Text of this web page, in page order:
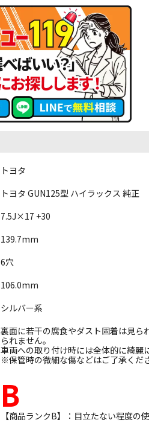
トヨタ
トヨタ GUN125型 ハイラックス 純正
7.5J×17 +30
139.7mm
6穴
106.0mm
シルバー系
裏面に若干の腐食やダスト固着は見
られません。
車両への取り付け時には全体的に綺麗
※保管時の微細な傷などはご了承くだ
B
【商品ランクB】：目立たない程度の